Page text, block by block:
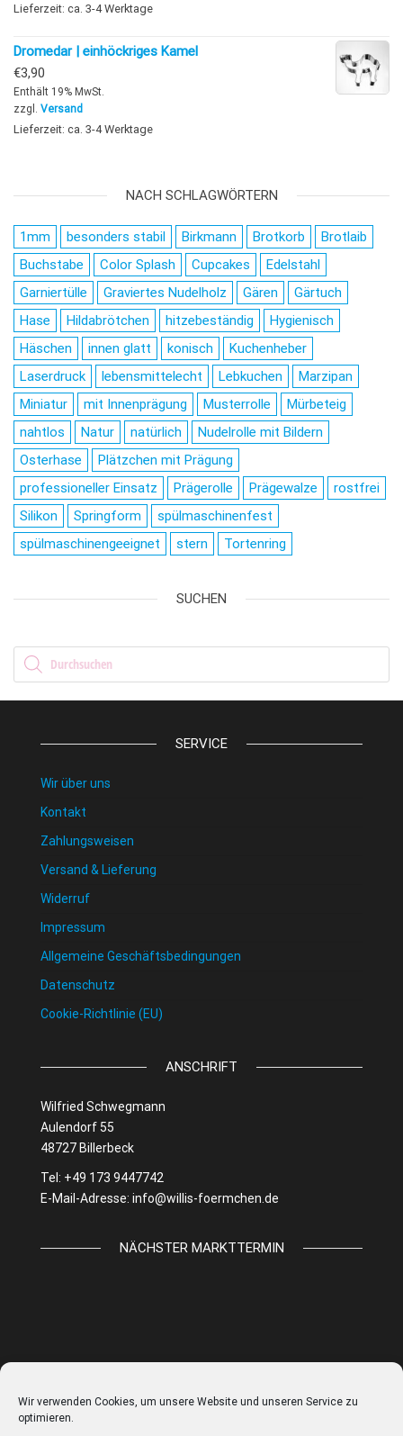
Wir verwenden Cookies, um unsere Website und unseren Service zu
optimieren.
Lieferzeit: ca. 3-4 Werktage
Dromedar | einhöckriges Kamel
€3,90
Enthält 19% MwSt.
zzgl. Versand
Lieferzeit: ca. 3-4 Werktage
NACH SCHLAGWÖRTERN
1mm besonders stabil Birkmann Brotkorb
Brotlaib
Buchstabe
Color Splash Cupcakes
Edelstahl
Garniertülle
Graviertes Nudelholz Gären
Gärtuch
Hase
Hildabrötchen hitzebeständig
Hygienisch
Häschen
innen glatt konisch
Kuchenheber
Laserdruck
lebensmittelecht Lebkuchen
Marzipan
Miniatur
mit Innenprägung Musterrolle
Mürbeteig
nahtlos
Natur natürlich
Nudelrolle mit Bildern
Osterhase
Plätzchen mit Prägung
professioneller Einsatz
Prägerolle Prägewalze
rostfrei
Silikon
Springform
spülmaschinenfest
spülmaschinengeeignet
stern Tortenring
SUCHEN
Products search
SERVICE
Wir über uns
Kontakt
Zahlungsweisen
Versand & Lieferung
Widerruf
Impressum
Allgemeine Geschäftsbedingungen
Datenschutz
Cookie-Richtlinie (EU)
ANSCHRIFT
Wilfried Schwegmann
Aulendorf 55
48727 Billerbeck
Tel: +49 173 9447742
E-Mail-Adresse: info@willis-foermchen.de
NÄCHSTER MARKTTERMIN